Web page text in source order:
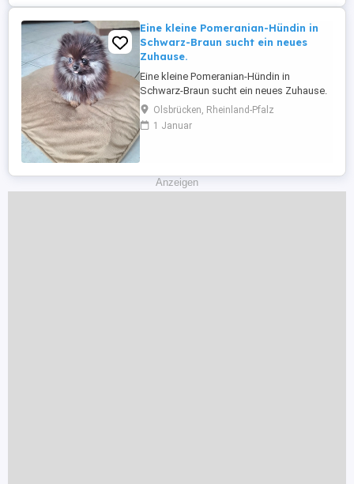
Eine kleine Pomeranian-Hündin in
Schwarz-Braun sucht ein neues
Zuhause.
Eine kleine Pomeranian-Hündin in
Schwarz-Braun sucht ein neues Zuhause.
Sie ist gesund, hat alle Impfungen
erhalten und wird mit einem tierärztlichen
Attest über ihren guten
widmen kann, die sie verdient; sie liebt
Kinder und versteht ...
Olsbrücken, Rheinland-Pfalz
1 Januar
Anzeigen